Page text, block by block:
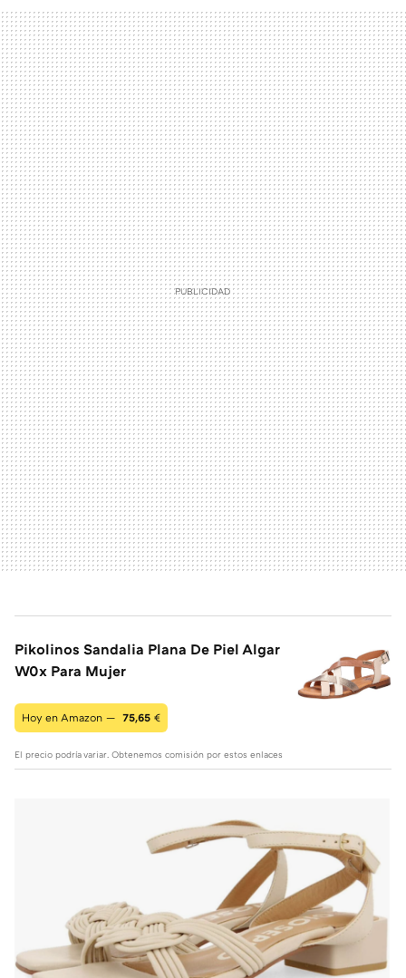
Pikolinos Sandalia Plana De Piel Algar
W0x Para Mujer
Hoy en Amazon — 75,65 €
El precio podría variar. Obtenemos comisión por estos enlaces